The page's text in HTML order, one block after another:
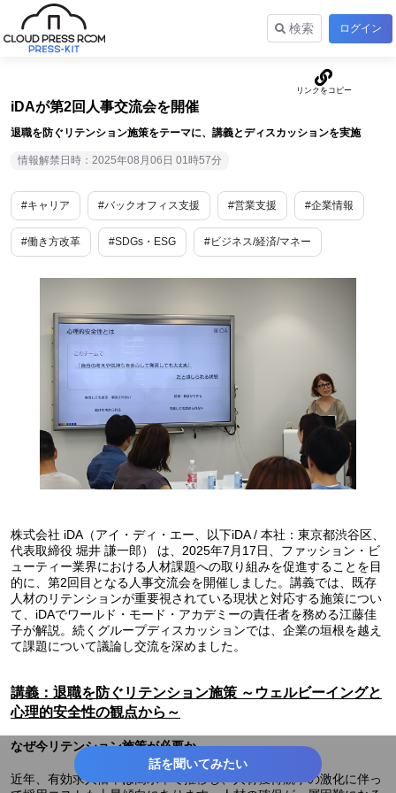
検索 ログイン
iDAが第2回人事交流会を開催
退職を防ぐリテンション施策をテーマに、講義とディスカッションを実施
情報解禁日時：2025年08月06日 01時57分
#キャリア #バックオフィス支援 #営業支援 #企業情報
#働き方改革 #SDGs・ESG #ビジネス/経済/マネー
株式会社 iDA（アイ・ディ・エー、以下iDA / 本社：東京都渋谷区、
代表取締役 堀井 謙一郎） は、2025年7月17日、ファッション・ビ
ューティー業界における人材課題への取り組みを促進することを目
的に、第2回目となる人事交流会を開催しました。講義では、既存
人材のリテンションが重要視されている現状と対応する施策につい
て、iDAでワールド・モード・アカデミーの責任者を務める江藤佳
子が解説。続くグループディスカッションでは、企業の垣根を越え
て課題について議論し交流を深めました。
講義：退職を防ぐリテンション施策 ～ウェルビーイングと
心理的安全性の観点から～
なぜ今リテンション施策が必要か
近年、有効求人倍率は高水準で推移し、人材獲得競争の激化に伴っ
話を聞いてみたい